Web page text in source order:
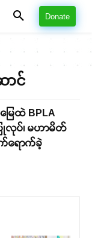
Donate
ာင်
ြေထဲ BPLA
လုပ်၊ မဟာမိတ်
က်ရောက်ခဲ့